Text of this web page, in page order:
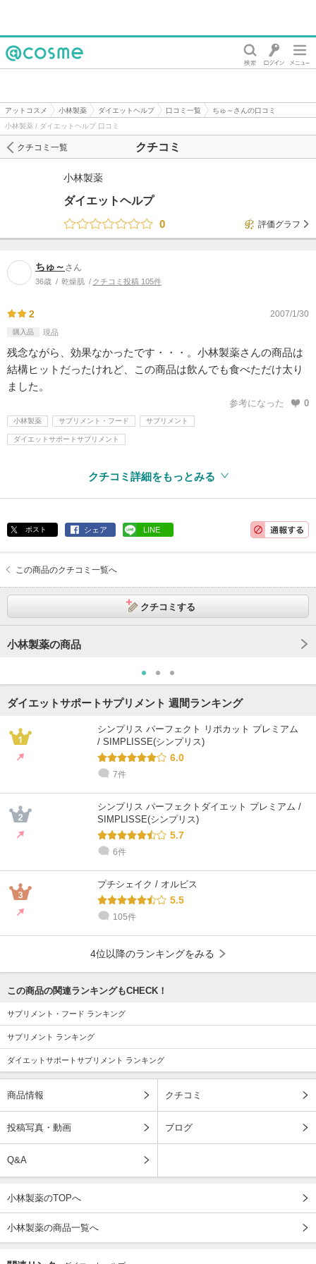
アットコスメ 小林製薬 ダイエットヘルプ 口コミ一覧
ちゅ～さんの口コミ
小林製薬 / ダイエットヘルプ 口コミ
クチコミ
クチコミ一覧
小林製薬
ダイエットヘルプ
0
評価グラフ
ちゅ～ さん
36歳 乾燥肌 クチコミ投稿 105件
2 2007/1/30
購入品 現品
残念ながら、効果なかったです・・・。小林製薬さんの商品は
結構ヒットだったけれど、この商品は飲んでも食べただけ太り
ました。
参考になった 0
小林製薬 サプリメント・フード サプリメント
ダイエットサポートサプリメント
クチコミ詳細をもっとみる
ポスト シェア LINE
この商品のクチコミ一覧へ
クチコミする
小林製薬の商品
ダイエットサポートサプリメント 週間ランキング
シンプリス パーフェクト リポカット プレミアム
/ SIMPLISSE(シンプリス)
6.0
7件
シンプリス パーフェクトダイエット プレミアム /
SIMPLISSE(シンプリス)
5.7
6件
プチシェイク / オルビス
5.5
105件
4位以降のランキングをみる
この商品の関連ランキングもCHECK！
サプリメント・フード ランキング
サプリメント ランキング
ダイエットサポートサプリメント ランキング
商品情報 クチコミ
投稿写真・動画 ブログ
Q&A
小林製薬のTOPへ
小林製薬の商品一覧へ